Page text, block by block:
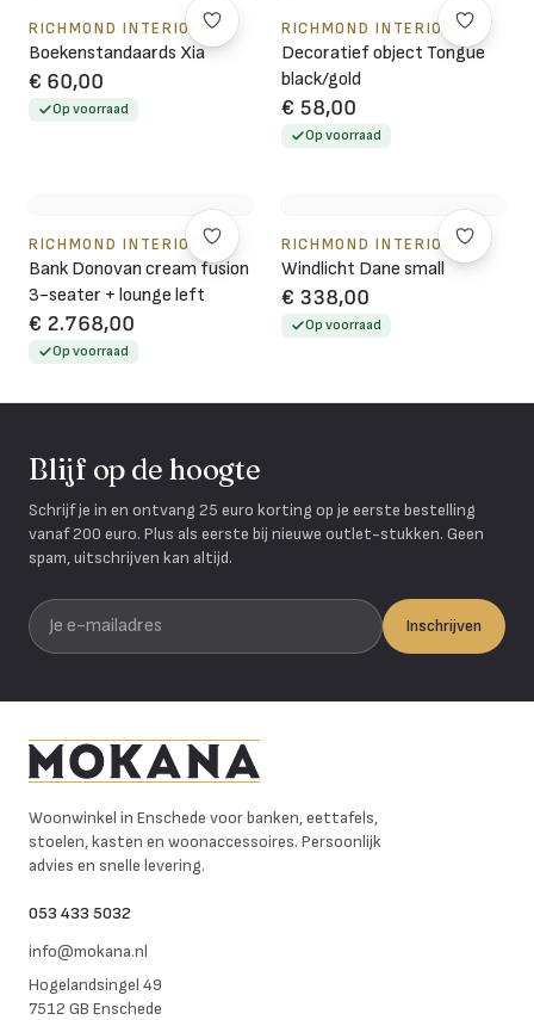
RICHMOND INTERIORS
Boekenstandaards Xia
€ 60,00
Op voorraad
RICHMOND INTERIORS
Decoratief object Tongue
black/gold
€ 58,00
Op voorraad
RICHMOND INTERIORS
Bank Donovan cream fusion
3-seater + lounge left
€ 2.768,00
Op voorraad
RICHMOND INTERIORS
Windlicht Dane small
€ 338,00
Op voorraad
Blijf op de hoogte
Schrijf je in en ontvang 25 euro korting op je eerste bestelling
vanaf 200 euro. Plus als eerste bij nieuwe outlet-stukken. Geen
spam, uitschrijven kan altijd.
Je e-mailadres
Inschrijven
Woonwinkel in Enschede voor banken, eettafels,
stoelen, kasten en woonaccessoires. Persoonlijk
advies en snelle levering.
053 433 5032
info@mokana.nl
Hogelandsingel 49
7512 GB Enschede